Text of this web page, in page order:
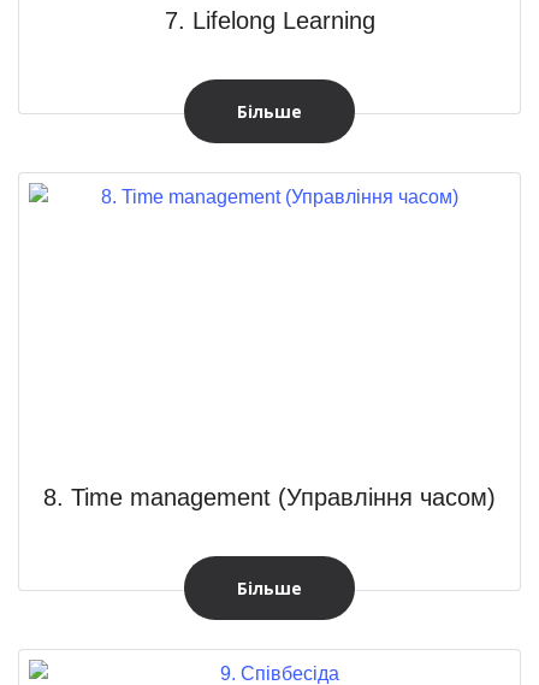
7. Lifelong Learning
Більше
8. Time management (Управління часом)
Більше